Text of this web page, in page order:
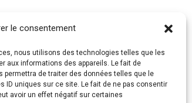
le consentement
nous utilisons des technologies telles que les
aux informations des appareils. Le fait de
de traiter des données telles que le
ID uniques sur ce site. Le fait de ne pas consentir
avoir un effet négatif sur certaines